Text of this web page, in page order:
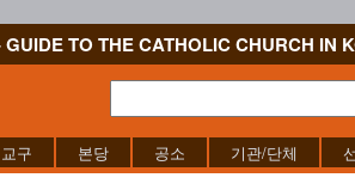
GUIDE TO THE CATHOLIC CHURCH IN
교구 본당 공소 기관/단체